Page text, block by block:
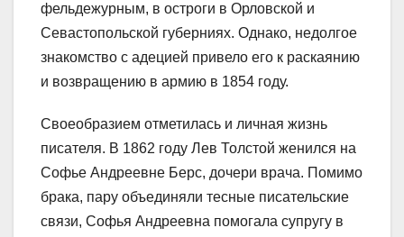
фельдежурным, в остроги в Орловской и
Севастопольской губерниях. Однако, недолгое
знакомство с адецией привело его к раскаянию
и возвращению в армию в 1854 году.
Своеобразием отметилась и личная жизнь
писателя. В 1862 году Лев Толстой женился на
Софье Андреевне Берс, дочери врача. Помимо
брака, пару объединяли тесные писательские
связи, Софья Андреевна помогала супругу в